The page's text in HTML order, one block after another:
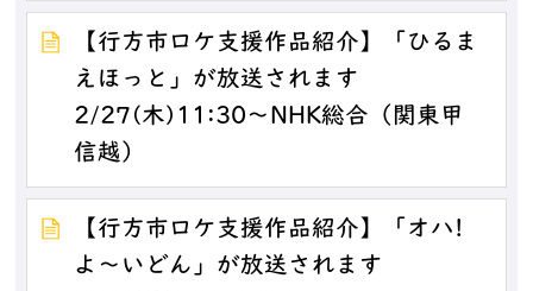
【行方市ロケ支援作品紹介】「ひるま
えほっと」が放送されます
2/27(木)11:30～NHK総合（関東甲
信越）
【行方市ロケ支援作品紹介】「オハ!
よ～いどん」が放送されます